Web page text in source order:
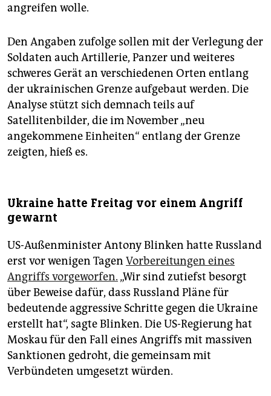
angreifen wolle.
Den Angaben zufolge sollen mit der Verlegung der
Soldaten auch Artillerie, Panzer und weiteres
schweres Gerät an verschiedenen Orten entlang
der ukrainischen Grenze aufgebaut werden. Die
Analyse stützt sich demnach teils auf
Satellitenbilder, die im November „neu
angekommene Einheiten“ entlang der Grenze
zeigten, hieß es.
Ukraine hatte Freitag vor einem Angriff
gewarnt
US-Außenminister Antony Blinken hatte Russland
erst vor wenigen Tagen Vorbereitungen eines
Angriffs vorgeworfen. „Wir sind zutiefst besorgt
über Beweise dafür, dass Russland Pläne für
bedeutende aggressive Schritte gegen die Ukraine
erstellt hat“, sagte Blinken. Die US-Regierung hat
Moskau für den Fall eines Angriffs mit massiven
Sanktionen gedroht, die gemeinsam mit
Verbündeten umgesetzt würden.